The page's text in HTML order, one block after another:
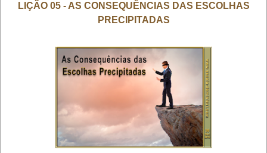
LIÇÃO 05 - AS CONSEQUÊNCIAS DAS ESCOLHAS
PRECIPITADAS